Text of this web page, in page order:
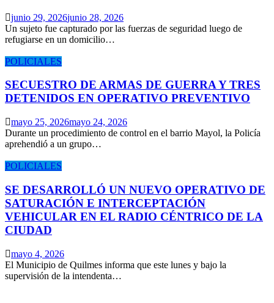
junio 29, 2026junio 28, 2026
Un sujeto fue capturado por las fuerzas de seguridad luego de
refugiarse en un domicilio…
POLICIALES
SECUESTRO DE ARMAS DE GUERRA Y TRES
DETENIDOS EN OPERATIVO PREVENTIVO
mayo 25, 2026mayo 24, 2026
Durante un procedimiento de control en el barrio Mayol, la Policía
aprehendió a un grupo…
POLICIALES
SE DESARROLLÓ UN NUEVO OPERATIVO DE
SATURACIÓN E INTERCEPTACIÓN
VEHICULAR EN EL RADIO CÉNTRICO DE LA
CIUDAD
mayo 4, 2026
El Municipio de Quilmes informa que este lunes y bajo la
supervisión de la intendenta…